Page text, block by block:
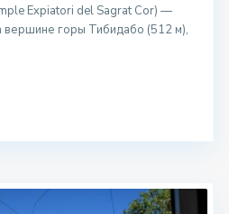
Expiatori del Sagrat Cor) —
вершине горы Тибидабо (512 м),